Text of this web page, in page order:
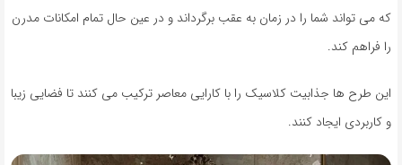
که می تواند شما را در زمان به عقب برگرداند و در عین حال تمام امکانات مدرن
را فراهم کند.
این طرح ها جذابیت کلاسیک را با کارایی معاصر ترکیب می کنند تا فضایی زیبا
و کاربردی ایجاد کنند.